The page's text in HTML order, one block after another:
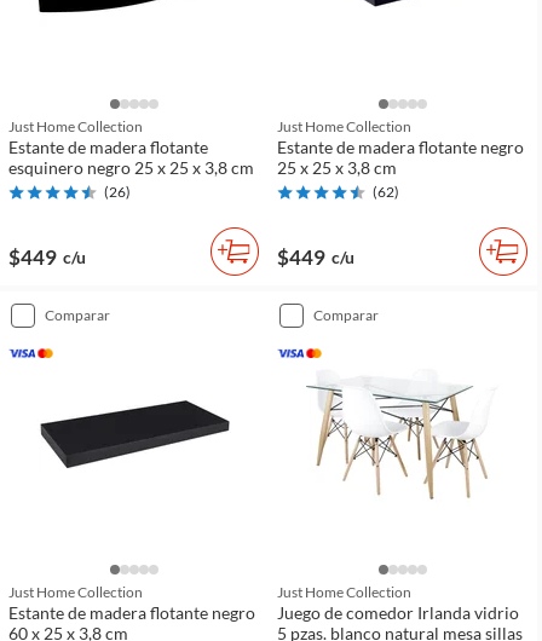
Just Home Collection
Estante de madera flotante
esquinero negro 25 x 25 x 3,8 cm
(26)
$449 c/u
Just Home Collection
Estante de madera flotante negro
25 x 25 x 3,8 cm
(62)
$449 c/u
comparar
Just Home Collection
Estante de madera flotante negro
60 x 25 x 3,8 cm
comparar
Just Home Collection
Juego de comedor Irlanda vidrio
5 pzas. blanco natural mesa sillas